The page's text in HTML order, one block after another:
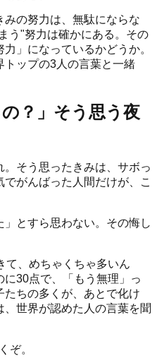
の努力は、無駄にならな
う"努力は確かにある。その
」になっているかどうか。
トップの3人の言葉と一緒
の？」そう思う夜
そう思ったきみは、サボっ
がんばった人間だけが、こ
とすら思わない。その悔し
て、めちゃくちゃ多いん
30点で、「もう無理」っ
ちの多くが、あとで化け
世界が認めた人の言葉を聞
ぞ。